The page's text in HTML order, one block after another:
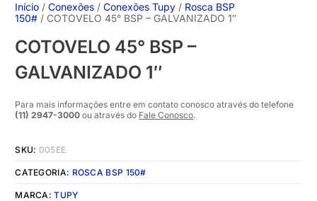
Início /Conexões /Conexões Tupy / Rosca BSP
150# / COTOVELO 45° BSP – GALVANIZADO 1″
COTOVELO 45° BSP –
GALVANIZADO 1″
Para mais informações entre em contato conosco através do telefone
(11) 2947-3000 ou através do Fale Conosco.
SKU: 005EE
CATEGORIA: ROSCA BSP 150#
MARCA:TUPY